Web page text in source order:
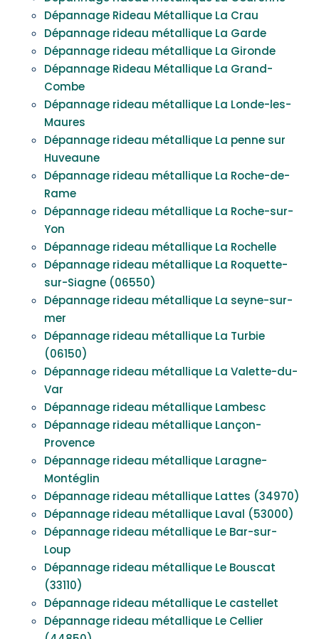
Dépannage Rideau Métallique La Crau
Dépannage rideau métallique La Garde
Dépannage rideau métallique La Gironde
Dépannage Rideau Métallique La Grand-
Combe
Dépannage rideau métallique La Londe-les-
Maures
Dépannage rideau métallique La penne sur
Huveaune
Dépannage rideau métallique La Roche-de-
Rame
Dépannage rideau métallique La Roche-sur-
Yon
Dépannage rideau métallique La Rochelle
Dépannage rideau métallique La Roquette-
sur-Siagne (06550)
Dépannage rideau métallique La seyne-sur-
mer
Dépannage rideau métallique La Turbie
(06150)
Dépannage rideau métallique La Valette-du-
Var
Dépannage rideau métallique Lambesc
Dépannage rideau métallique Lançon-
Provence
Dépannage rideau métallique Laragne-
Montéglin
Dépannage rideau métallique Lattes (34970)
Dépannage rideau métallique Laval (53000)
Dépannage rideau métallique Le Bar-sur-
Loup
Dépannage rideau métallique Le Bouscat
(33110)
Dépannage rideau métallique Le castellet
Dépannage rideau métallique Le Cellier